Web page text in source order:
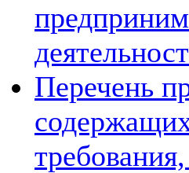
Перечень